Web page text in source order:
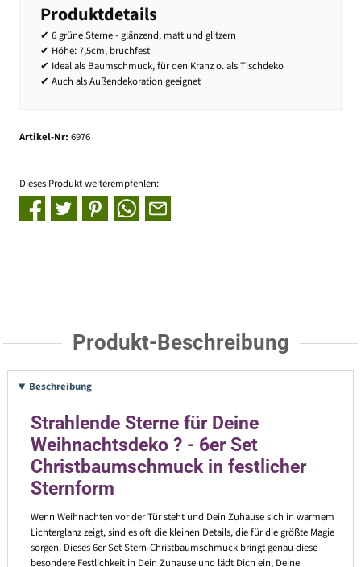
Produktdetails
✔ 6 grüne Sterne - glänzend, matt und glitzern
✔ Höhe: 7,5cm, bruchfest
✔ Ideal als Baumschmuck, für den Kranz o. als Tischdeko
✔ Auch als Außendekoration geeignet
Artikel-Nr: 6976
Dieses Produkt weiterempfehlen:
Produkt-Beschreibung
Beschreibung
Strahlende Sterne für Deine
Weihnachtsdeko ? - 6er Set
Christbaumschmuck in festlicher
Sternform
Wenn Weihnachten vor der Tür steht und Dein Zuhause sich in warmem
Lichterglanz zeigt, sind es oft die kleinen Details, die für die größte Magie
sorgen. Dieses 6er Set Stern-Christbaumschmuck bringt genau diese
besondere Festlichkeit in Dein Zuhause und lädt Dich ein, Deine